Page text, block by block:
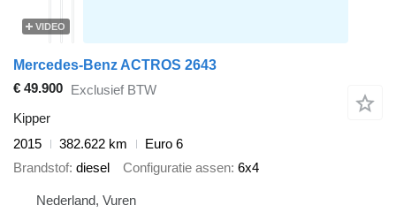
VIDEO
Mercedes-Benz ACTROS 2643
€ 49.900 Exclusief BTW
Kipper
2015
382.622 km
Euro 6
Brandstof diesel Configuratie assen 6x4
Nederland, Vuren